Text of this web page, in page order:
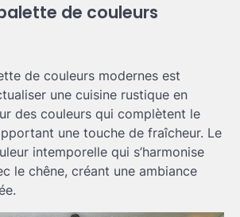
de couleurs
de couleurs modernes est
une cuisine rustique en
des couleurs qui complètent le
une touche de fraîcheur. Le
intemporelle qui s’harmonise
le chêne, créant une ambiance